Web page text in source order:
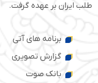
طلب ایران بر عهده گرفت.
برنامه های آتی
گزارش تصویری
بانک صوت